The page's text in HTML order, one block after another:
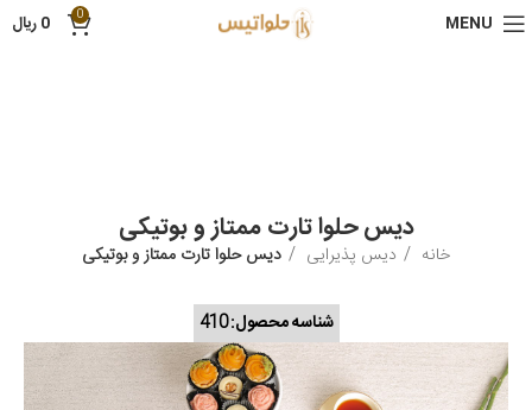
MENU
0
0ریال
دیس حلوا تارت ممتاز و بوتیکی
خانه دیس پذیرایی دیس حلوا تارت ممتاز و بوتیکی
شناسه محصول:410